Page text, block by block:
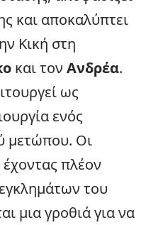
και αποκαλύπτει
Κική στη
και τον Ανδρέα.
ως
ενός
μετώπου. Οι
πλέον
του
μια γροθιά για να